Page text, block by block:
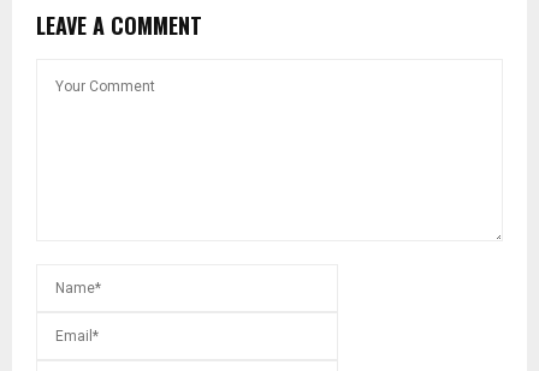
LEAVE A COMMENT